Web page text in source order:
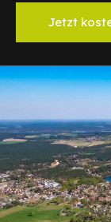
Jetzt